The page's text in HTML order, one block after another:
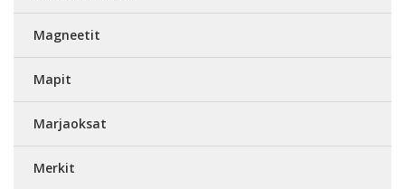
Magneetit
Mapit
Marjaoksat
Merkit